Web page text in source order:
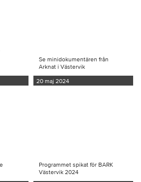
Se minidokumentären från
Arknat i Västervik
20 maj 2024
Programmet spikat för BARK
Västervik 2024